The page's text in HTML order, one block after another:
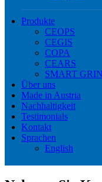
Produkte
CEOPS
CEGIS
COPA
CEARS
SMART
Über uns
Made in Austria
Nachhaltigkeit
Testimonials
Kontakt
Sprachen
English